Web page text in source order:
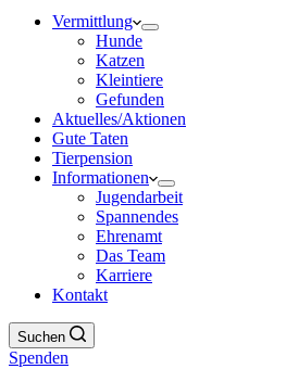
Vermittlung
Hunde
Katzen
Kleintiere
Gefunden
Aktuelles/Aktionen
Gute Taten
Tierpension
Informationen
Jugendarbeit
Spannendes
Ehrenamt
Das Team
Karriere
Kontakt
Suchen
Spenden